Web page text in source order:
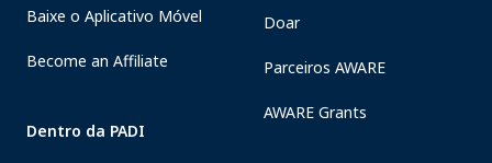
Baixe o Aplicativo Móvel
Become an Affiliate
Dentro da PADI
Doar
Parceiros AWARE
AWARE Grants